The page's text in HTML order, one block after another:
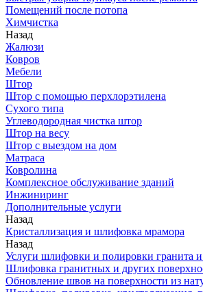
Помещений после потопа
Химчистка
Назад
Жалюзи
Ковров
Мебели
Штор
Штор с помощью перхлорэтилена
Сухого типа
Углеводородная чистка штор
Штор на весу
Штор с выездом на дом
Матраса
Ковролина
Комплексное обслуживание зданий
Инжиниринг
Дополнительные услуги
Назад
Кристаллизация и шлифовка мрамора
Назад
Услуги шлифовки и полировки гранита
Шлифовка гранитных и других
Обновление швов на поверхности из